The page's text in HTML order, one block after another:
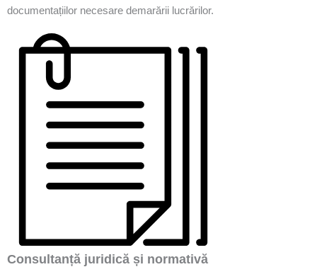
documentațiilor necesare demarării lucrărilor.
Consultanță juridică și normativă